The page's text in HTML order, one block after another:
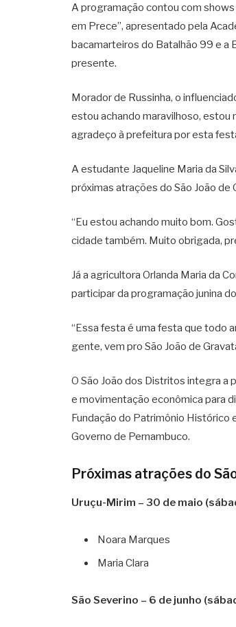
A programação contou com
em Prece”, apresentado pela
bacamarteiros do Batalhão 99 e a
presente.
Morador de Russinha, o
estou achando maravilhoso, estou
agradeço à prefeitura por esta
A estudante Jaqueline Maria da
próximas atrações do São João de
“Eu estou achando muito bom.
cidade também. Muito obrigada,
Já a agricultora Orlanda Maria da
participar da programação junina
“Essa festa é uma festa que todo
gente, vem pro São João de
O São João dos Distritos integra a
e movimentação econômica para
Fundação do Patrimônio
Governo de Pernambuco.
Próximas atrações do
Uruçu-Mirim – 30 de maio
Noara Marques
Maria Clara
São Severino – 6 de junho